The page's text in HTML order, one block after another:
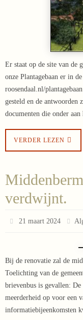
Er staat op de site van de
onze Plantagebaan er in
roosendaal.nl/
gesteld en de
documenten die onder
VERDER LEZEN
verdwijnt.
21 maart 2024
Bij de renovatie zal de
Toelichting van de
brievenbus is gevallen:
meerderheid op voor een
informatiebijeenkomsten